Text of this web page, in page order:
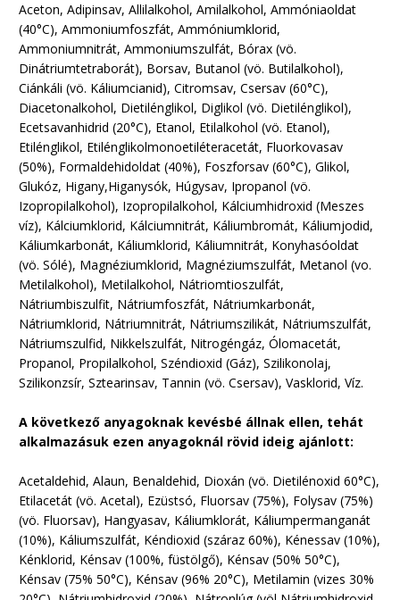
Aceton, Adipinsav, Allilalkohol, Amilalkohol, Ammóniaoldat
(40°C), Ammoniumfoszfát, Ammóniumklorid,
Ammoniumnitrát, Ammoniumszulfát, Bórax (vö.
Dinátriumtetraborát), Borsav, Butanol (vö. Butilalkohol),
Ciánkáli (vö. Káliumcianid), Citromsav, Csersav (60°C),
Diacetonalkohol, Dietilénglikol, Diglikol (vö. Dietilénglikol),
Ecetsavanhidrid (20°C), Etanol, Etilalkohol (vö. Etanol),
Etilénglikol, Etilénglikolmonoetiléteracetát, Fluorkovasav
(50%), Formaldehidoldat (40%), Foszforsav (60°C), Glikol,
Glukóz, Higany,Higanysók, Húgysav, Ipropanol (vö.
Izopropilalkohol), Izopropilalkohol, Kálciumhidroxid (Meszes
víz), Kálciumklorid, Kálciumnitrát, Káliumbromát, Káliumjodid,
Káliumkarbonát, Káliumklorid, Káliumnitrát, Konyhasóoldat
(vö. Sólé), Magnéziumklorid, Magnéziumszulfát, Metanol (vo.
Metilalkohol), Metilalkohol, Nátriomtioszulfát,
Nátriumbiszulfit, Nátriumfoszfát, Nátriumkarbonát,
Nátriumklorid, Nátriumnitrát, Nátriumszilikát, Nátriumszulfát,
Nátriumszulfid, Nikkelszulfát, Nitrogéngáz, Ólomacetát,
Propanol, Propilalkohol, Széndioxid (Gáz), Szilikonolaj,
Szilikonzsír, Sztearinsav, Tannin (vö. Csersav), Vasklorid, Víz.
A következő anyagoknak kevésbé állnak ellen, tehát
alkalmazásuk ezen anyagoknál rövid ideig ajánlott:
Acetaldehid, Alaun, Benaldehid, Dioxán (vö. Dietilénoxid 60°C),
Etilacetát (vö. Acetal), Ezüstsó, Fluorsav (75%), Folysav (75%)
(vö. Fluorsav), Hangyasav, Káliumklorát, Káliumpermanganát
(10%), Káliumszulfát, Kéndioxid (száraz 60%), Kénessav (10%),
Kénklorid, Kénsav (100%, füstölgő), Kénsav (50% 50°C),
Kénsav (75% 50°C), Kénsav (96% 20°C), Metilamin (vizes 30%